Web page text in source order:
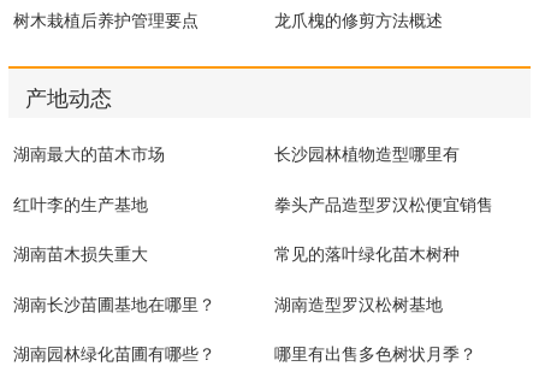
树木栽植后养护管理要点 龙爪槐的修剪方法概述
产地动态
湖南最大的苗木市场 长沙园林植物造型哪里有
红叶李的生产基地 拳头产品造型罗汉松便宜销售
湖南苗木损失重大 常见的落叶绿化苗木树种
湖南长沙苗圃基地在哪里？ 湖南造型罗汉松树基地
湖南园林绿化苗圃有哪些？ 哪里有出售多色树状月季？